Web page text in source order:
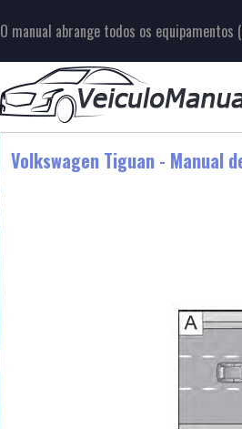
O manual abrange todos os
Volkswagen Tiguan - Manual